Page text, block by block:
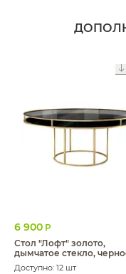
6 900 Р
Стол "Лофт" золото,
дымчатое стекло,
подстолье
Доступно: 12 шт